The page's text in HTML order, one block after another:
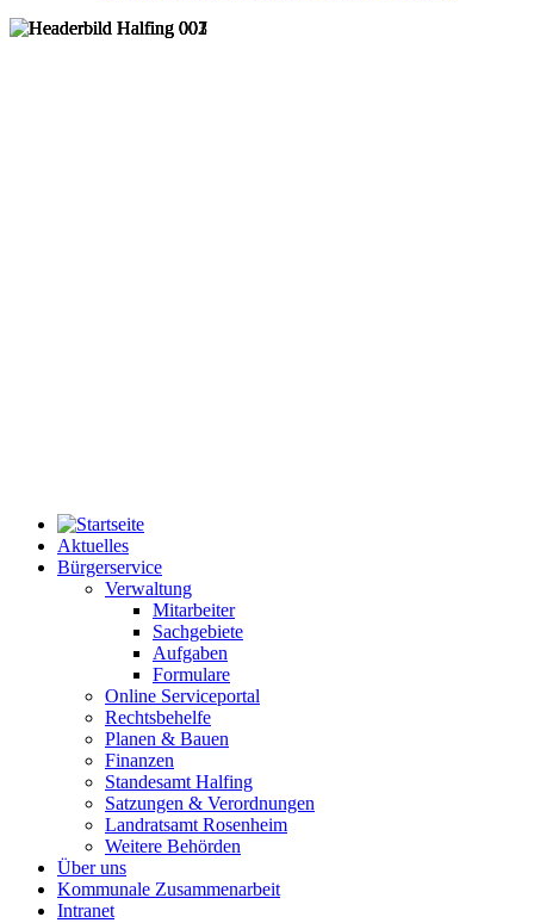
Aktuelles
Bürgerservice
Verwaltung
Mitarbeiter
Sachgebiete
Aufgaben
Formulare
Online Serviceportal
Rechtsbehelfe
Planen & Bauen
Finanzen
Standesamt Halfing
Satzungen & Verordnungen
Landratsamt Rosenheim
Weitere Behörden
Über uns
Kommunale Zusammenarbeit
Intranet